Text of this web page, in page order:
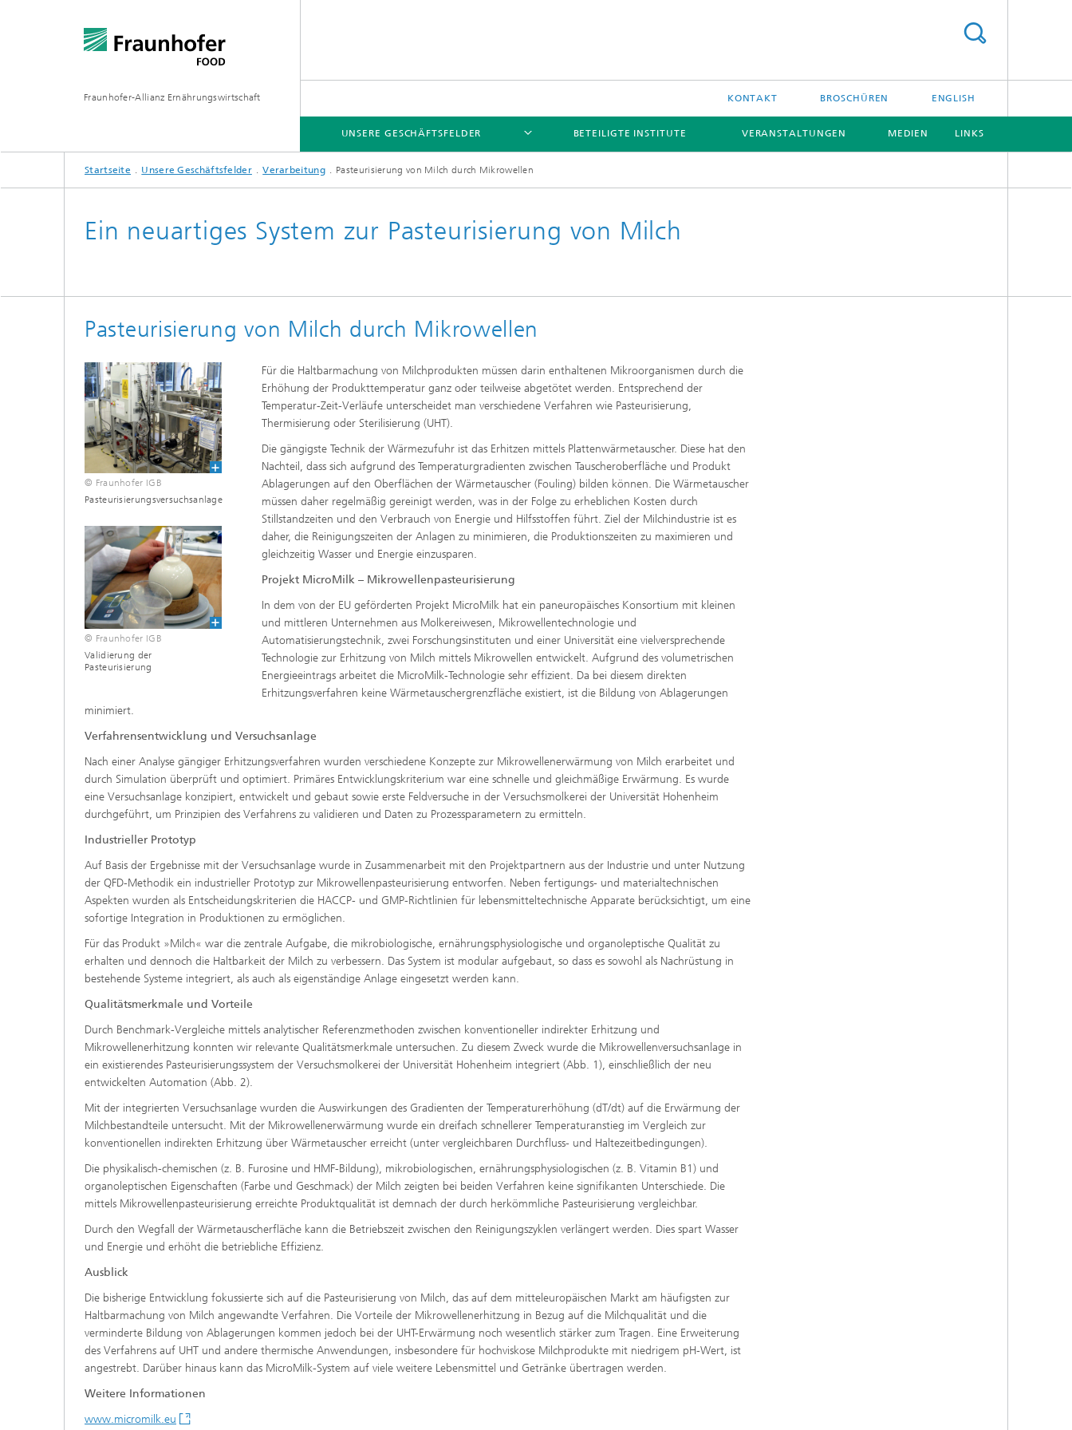
Fraunhofer-Allianz Ernährungswirtschaft KONTAKT BROSCHÜREN ENGLISH
UNSERE GESCHÄFTSFELDER
UNSERE GESCHÄFTSFELDER
BETEILIGTE INSTITUTE VERANSTALTUNGEN MEDIEN LINKS
Startseite Unsere Geschäftsfelder Verarbeitung Pasteurisierung von Milch durch Mikrowellen
Ein neuartiges System zur Pasteurisierung von Milch
Pasteurisierung von Milch durch Mikrowellen
© Fraunhofer IGB
Pasteurisierungsversuchsanlage
© Fraunhofer IGB
Validierung der
Pasteurisierung
Für die Haltbarmachung von Milchprodukten müssen darin enthaltenen Mikroorganismen durch die
Erhöhung der Produkttemperatur ganz oder teilweise abgetötet werden. Entsprechend der
Temperatur-Zeit-Verläufe unterscheidet man verschiedene Verfahren wie Pasteurisierung,
Thermisierung oder Sterilisierung (UHT).
Die gängigste Technik der Wärmezufuhr ist das Erhitzen mittels Plattenwärmetauscher. Diese hat den
Nachteil, dass sich aufgrund des Temperaturgradienten zwischen Tauscheroberfläche und Produkt
Ablagerungen auf den Oberflächen der Wärmetauscher (Fouling) bilden können. Die Wärmetauscher
müssen daher regelmäßig gereinigt werden, was in der Folge zu erheblichen Kosten durch
Stillstandzeiten und den Verbrauch von Energie und Hilfsstoffen führt. Ziel der Milchindustrie ist es
daher, die Reinigungszeiten der Anlagen zu minimieren, die Produktionszeiten zu maximieren und
gleichzeitig Wasser und Energie einzusparen.
Projekt MicroMilk – Mikrowellenpasteurisierung
In dem von der EU geförderten Projekt MicroMilk hat ein paneuropäisches Konsortium mit kleinen
und mittleren Unternehmen aus Molkereiwesen, Mikrowellentechnologie und
Automatisierungstechnik, zwei Forschungsinstituten und einer Universität eine vielversprechende
Technologie zur Erhitzung von Milch mittels Mikrowellen entwickelt. Aufgrund des volumetrischen
Energieeintrags arbeitet die MicroMilk-Technologie sehr effizient. Da bei diesem direkten
Erhitzungsverfahren keine Wärmetauschergrenzfläche existiert, ist die Bildung von Ablagerungen
minimiert.
Verfahrensentwicklung und Versuchsanlage
Nach einer Analyse gängiger Erhitzungsverfahren wurden verschiedene Konzepte zur Mikrowellenerwärmung von Milch erarbeitet und
durch Simulation überprüft und optimiert. Primäres Entwicklungskriterium war eine schnelle und gleichmäßige Erwärmung. Es wurde
eine Versuchsanlage konzipiert, entwickelt und gebaut sowie erste Feldversuche in der Versuchsmolkerei der Universität Hohenheim
durchgeführt, um Prinzipien des Verfahrens zu validieren und Daten zu Prozessparametern zu ermitteln.
Industrieller Prototyp
Auf Basis der Ergebnisse mit der Versuchsanlage wurde in Zusammenarbeit mit den Projektpartnern aus der Industrie und unter Nutzung
der QFD-Methodik ein industrieller Prototyp zur Mikrowellenpasteurisierung entworfen. Neben fertigungs- und materialtechnischen
Aspekten wurden als Entscheidungskriterien die HACCP- und GMP-Richtlinien für lebensmitteltechnische Apparate berücksichtigt, um eine
sofortige Integration in Produktionen zu ermöglichen.
Für das Produkt »Milch« war die zentrale Aufgabe, die mikrobiologische, ernährungsphysiologische und organoleptische Qualität zu
erhalten und dennoch die Haltbarkeit der Milch zu verbessern. Das System ist modular aufgebaut, so dass es sowohl als Nachrüstung in
bestehende Systeme integriert, als auch als eigenständige Anlage eingesetzt werden kann.
Qualitätsmerkmale und Vorteile
Durch Benchmark-Vergleiche mittels analytischer Referenzmethoden zwischen konventioneller indirekter Erhitzung und
Mikrowellenerhitzung konnten wir relevante Qualitätsmerkmale untersuchen. Zu diesem Zweck wurde die Mikrowellenversuchsanlage in
ein existierendes Pasteurisierungssystem der Versuchsmolkerei der Universität Hohenheim integriert (Abb. 1), einschließlich der neu
entwickelten Automation (Abb. 2).
Mit der integrierten Versuchsanlage wurden die Auswirkungen des Gradienten der Temperaturerhöhung (dT/dt) auf die Erwärmung der
Milchbestandteile untersucht. Mit der Mikrowellenerwärmung wurde ein dreifach schnellerer Temperaturanstieg im Vergleich zur
konventionellen indirekten Erhitzung über Wärmetauscher erreicht (unter vergleichbaren Durchfluss- und Haltezeitbedingungen).
Die physikalisch-chemischen (z. B. Furosine und HMF-Bildung), mikrobiologischen, ernährungsphysiologischen (z. B. Vitamin B1) und
organoleptischen Eigenschaften (Farbe und Geschmack) der Milch zeigten bei beiden Verfahren keine signifikanten Unterschiede. Die
mittels Mikrowellenpasteurisierung erreichte Produktqualität ist demnach der durch herkömmliche Pasteurisierung vergleichbar.
Durch den Wegfall der Wärmetauscherfläche kann die Betriebszeit zwischen den Reinigungszyklen verlängert werden. Dies spart Wasser
und Energie und erhöht die betriebliche Effizienz.
Ausblick
Die bisherige Entwicklung fokussierte sich auf die Pasteurisierung von Milch, das auf dem mitteleuropäischen Markt am häufigsten zur
Haltbarmachung von Milch angewandte Verfahren. Die Vorteile der Mikrowellenerhitzung in Bezug auf die Milchqualität und die
verminderte Bildung von Ablagerungen kommen jedoch bei der UHT-Erwärmung noch wesentlich stärker zum Tragen. Eine Erweiterung
des Verfahrens auf UHT und andere thermische Anwendungen, insbesondere für hochviskose Milchprodukte mit niedrigem pH-Wert, ist
angestrebt. Darüber hinaus kann das MicroMilk-System auf viele weitere Lebensmittel und Getränke übertragen werden.
Weitere Informationen
www.micromilk.eu